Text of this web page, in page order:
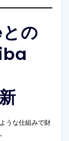
の
うな仕組みで財